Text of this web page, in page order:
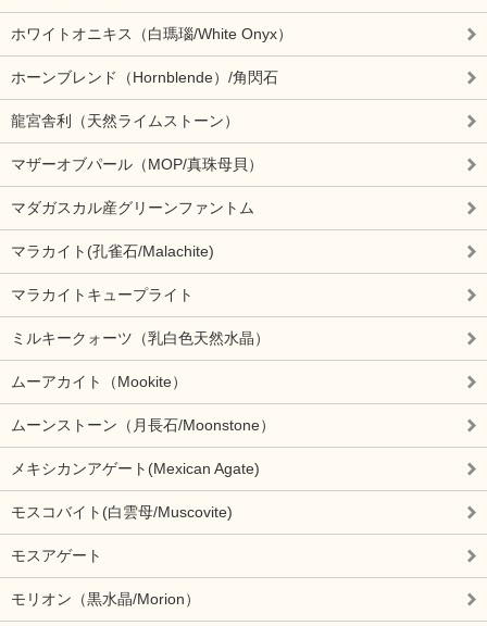
ホワイトオニキス（白瑪瑙/White Onyx）
ホーンブレンド（Hornblende）/角閃石
龍宮舎利（天然ライムストーン）
マザーオブパール（MOP/真珠母貝）
マダガスカル産グリーンファントム
マラカイト(孔雀石/Malachite)
マラカイトキュープライト
ミルキークォーツ（乳白色天然水晶）
ムーアカイト（Mookite）
ムーンストーン（月長石/Moonstone）
メキシカンアゲート(Mexican Agate)
モスコバイト(白雲母/Muscovite)
モスアゲート
モリオン（黒水晶/Morion）